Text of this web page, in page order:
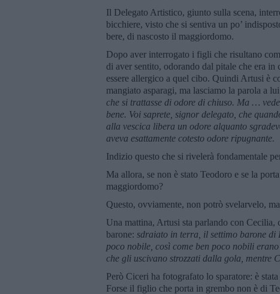
Il Delegato Artistico, giunto sulla scena,
bicchiere, visto che si sentiva un po’
bere, di nascosto il maggiordomo.
Dopo aver interrogato i figli che risultano
di aver sentito, odorando dal pitale che era
essere allergico a quel cibo. Quindi Artusi è
mangiato asparagi, ma lasciamo la parola a
che si trattasse di odore di chiuso. Ma …
bene. Voi saprete, signor delegato, che
alla vescica libera un odore alquanto
aveva esattamente cotesto odore ripugnante.
Indizio questo che si rivelerà fondamentale
Ma allora, se non è stato Teodoro e se la
maggiordomo?
Questo, ovviamente, non potrò svelarvelo,
Una mattina, Artusi sta parlando con Cecilia,
barone: sdraiato in terra, il settimo barone di
poco nobile, così come ben poco nobili
che gli uscivano strozzati dalla gola, mentre
Però Ciceri ha fotografato lo sparatore: è
Forse il figlio che porta in grembo non è di